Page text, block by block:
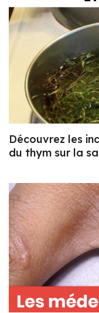
Découvrez les
du thym sur la